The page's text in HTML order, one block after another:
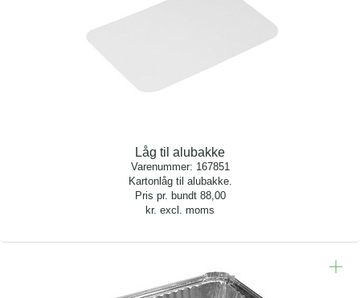
Låg til alubakke
Varenummer: 167851
Kartonlåg til alubakke.
Pris pr. bundt 88,00
kr. excl. moms